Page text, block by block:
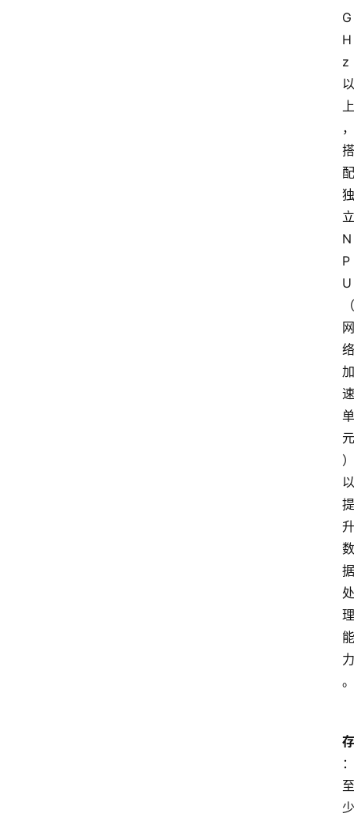
G
H
z
以
上
，
搭
配
独
立
N
P
U
（
网
络
加
速
单
元
）
以
提
升
数
据
处
理
能
力
。
存
：
至
少